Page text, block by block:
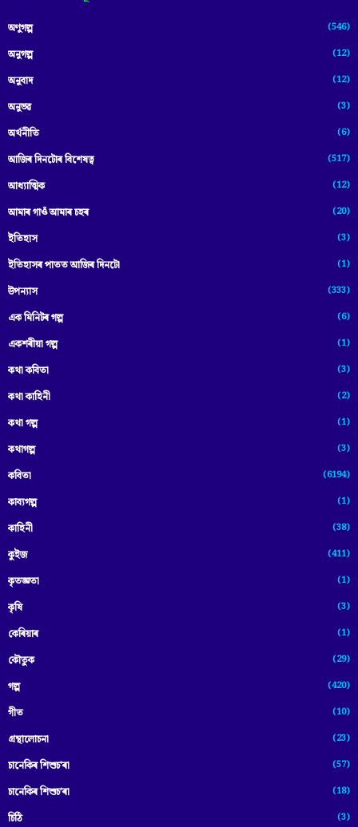
অণুগল্প (546)
অনুগল্প (12)
অনুবাদ (12)
অনুভৱ (3)
অৰ্থনীতি (6)
আজিৰ দিনটোৰ বিশেষত্ব (517)
আধ্যাত্মিক (12)
আমাৰ গাওঁ আমাৰ চহৰ (20)
ইতিহাস (3)
ইতিহাসৰ পাতত আজিৰ দিনটো (1)
উপন্যাস (333)
এক মিনিটৰ গল্প (6)
একশৰীয়া গল্প (1)
কথা কবিতা (3)
কথা কাহিনী (2)
কথা গল্প (1)
কথাগল্প (3)
কবিতা (6194)
কাব্যগল্প (1)
কাহিনী (38)
কুইজ (411)
কৃতজ্ঞতা (1)
কৃষি (3)
কেৰিয়াৰ (1)
কৌতুক (29)
গল্প (420)
গীত (10)
গ্ৰন্থালোচনা (23)
চানেকিৰ শিশুচ'ৰা (57)
চানেকিৰ শিশুচ’ৰা (18)
চিঠি (3)